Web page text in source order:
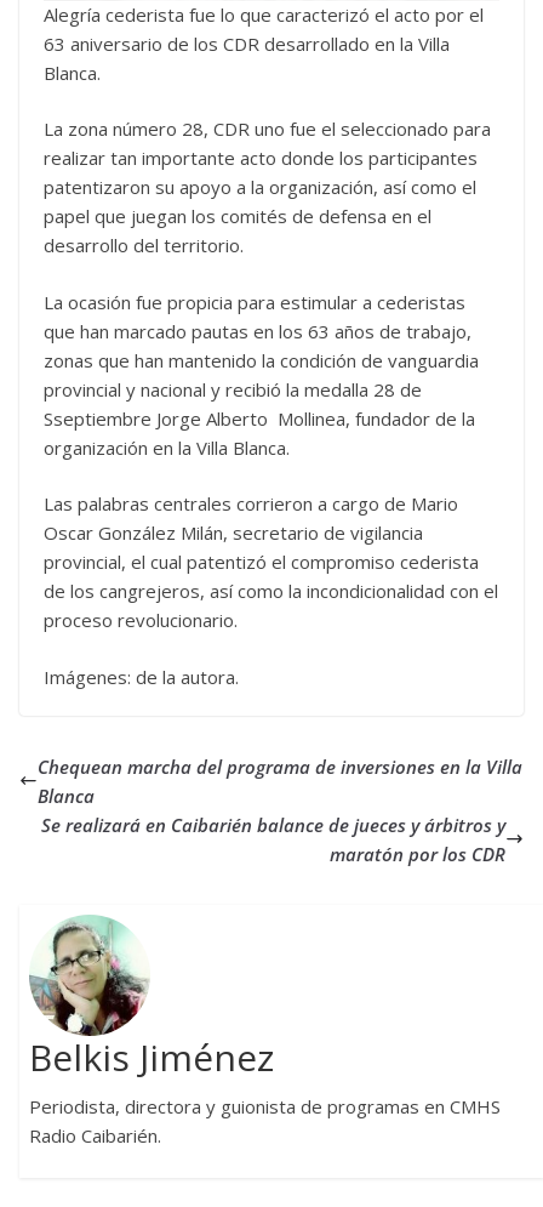
Alegría cederista fue lo que caracterizó el acto por el
63 aniversario de los CDR desarrollado en la Villa
Blanca.
La zona número 28, CDR uno fue el seleccionado para
realizar tan importante acto donde los participantes
patentizaron su apoyo a la organización, así como el
papel que juegan los comités de defensa en el
desarrollo del territorio.
La ocasión fue propicia para estimular a cederistas
que han marcado pautas en los 63 años de trabajo,
zonas que han mantenido la condición de vanguardia
provincial y nacional y recibió la medalla 28 de
Sseptiembre Jorge Alberto Mollinea, fundador de la
organización en la Villa Blanca.
Las palabras centrales corrieron a cargo de Mario
Oscar González Milán, secretario de vigilancia
provincial, el cual patentizó el compromiso cederista
de los cangrejeros, así como la incondicionalidad con el
proceso revolucionario.
Imágenes: de la autora.
Chequean marcha del programa de inversiones en la Villa
Blanca
Se realizará en Caibarién balance de jueces y árbitros y
maratón por los CDR
Belkis Jiménez
Periodista, directora y guionista de programas en CMHS
Radio Caibarién.